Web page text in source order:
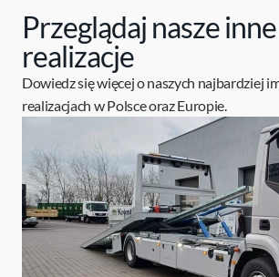
Przeglądaj nasze inne
realizacje
Dowiedz się więcej o naszych najbardziej
realizacjach w Polsce oraz Europie.